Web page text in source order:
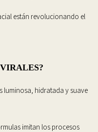
están revolucionando el
luminosa, hidratada y suave
imitan los procesos